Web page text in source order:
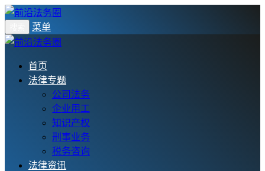
菜单
首页
法律专题
公司法务
企业用工
知识产权
刑事业务
税务咨询
法律资讯